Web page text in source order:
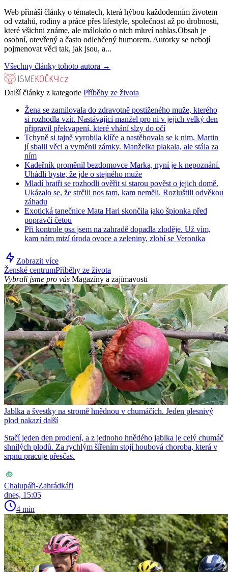
Web přináší články o tématech, která hýbou každodenním životem –
od vztahů, rodiny a práce přes lifestyle, společnost až po drobnosti,
které všichni známe, ale málokdo o nich mluví nahlas.Obsah je
osobní, otevřený a často odlehčený humorem. Autorky se nebojí
pojmenovat věci tak, jak jsou, a...
Všechny články tohoto autora →
Další články z kategorie Příběhy ze života
Žena se zamilovala do zdravotně postiženého muže, kterého
si rozhodla vzít. Nastávající manžel pro ni v jejich velký den
připravil překvapení, které vhání slzy do očí
Tchyně si tajně vyrobila klíče a nastěhovala se k nim. Martin
jí sbalil věci a vyměnil zámky. Manželka plakala, ale stála za
ním
Kadeřník proměnil bezdomovce Marka, nyní je k nepoznání.
Uhádli byste, že jde o stejného muže
Mladí bratři se rozhodli ověřit si starou pověst o jejich domě.
Ukázalo se, že strčili nos tam, kam neměli. Rozluštili odvěkou
záhadu
Exotická tanečnice Mata Hari skončila jako špionka před
popravčí četou
Při kontrole psa jsem na zahradě dopadla zloděje. Už vím,
kam nám mizí úroda ovoce a zeleniny, zlobí se Veronika
Zobrazit více
Ženské centrumPříběhy ze života
Vybrali jsme pro vás Magazíny a zajímavosti
Jablka a švestky na stromě hnědnou v chumáčích. Jeden plesnivý
plod nakazí další
Stačí jeden den prodlení, a z jednoho hnědého jablka je celý chumáč
shnilých plodů. Za rychlým šířením stojí houbová choroba, která v
srpnu pracuje přesčas.
Chalupáři-Zahrádkáři
dnes, 15:05
4 min